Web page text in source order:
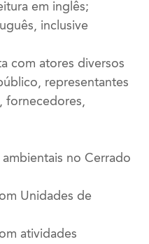
em inglês;
inclusive
com atores diversos
representantes
fornecedores,
no Cerrado
Unidades de
atividades